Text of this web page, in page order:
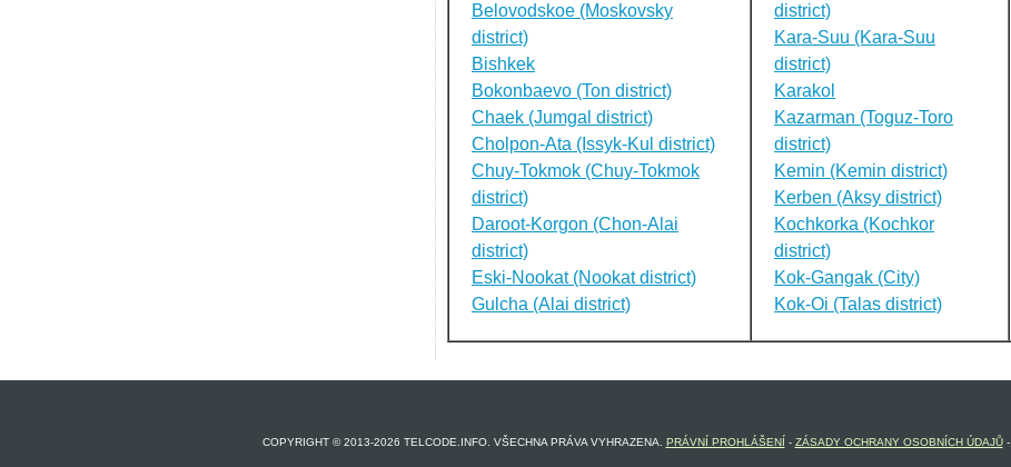
Belovodskoe (Moskovsky
district)
Bishkek
Bokonbaevo (Ton district)
Chaek (Jumgal district)
Cholpon-Ata (Issyk-Kul district)
Chuy-Tokmok (Chuy-Tokmok
district)
Daroot-Korgon (Chon-Alai
district)
Eski-Nookat (Nookat district)
Gulcha (Alai district)
district)
Kara-Suu (Kara-Suu
district)
Karakol
Kazarman (Toguz-Toro
district)
Kemin (Kemin district)
Kerben (Aksy district)
Kochkorka (Kochkor
district)
Kok-Gangak (City)
Kok-Oi (Talas district)
COPYRIGHT © 2013-2026 TELCODE.INFO. VŠECHNA PRÁVA VYHRAZENA. PRÁVNÍ PROHLÁŠENÍ - ZÁSADY OCHRANY OSOBNÍCH ÚDAJŮ-